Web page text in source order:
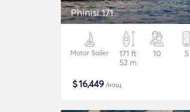
Phinisi 171
Motor Sailer
171 ft
52 m
10 5
$16,449/нощ